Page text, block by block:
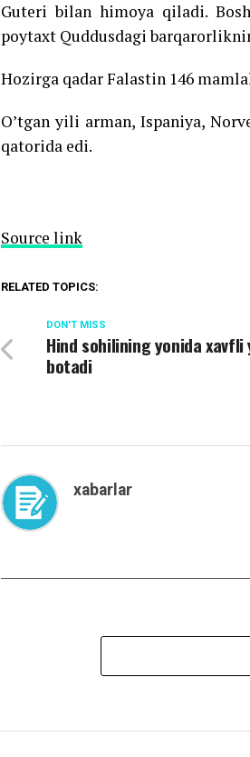
Guteri bilan himoya qiladi.
poytaxt Quddusdagi
Hozirga qadar Falastin 146
O’tgan yili arman, Ispaniya,
qatorida edi.
Source link
RELATED TOPICS:
DON'T MISS
Hind sohilining yonida xavfli
botadi
xabarlar